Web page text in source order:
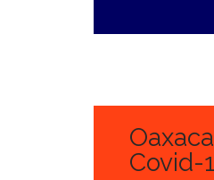
Covid-